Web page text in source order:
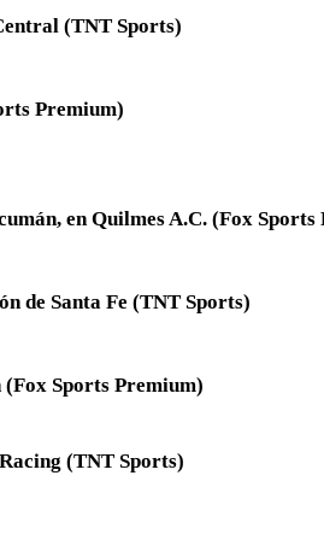
(TNT Sports)
Premium)
en Quilmes A.C. (Fox Sports
de Santa Fe (TNT Sports)
(Fox Sports Premium)
(TNT Sports)